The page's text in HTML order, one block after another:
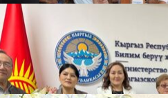
тапшырып,
ийгилик каалады.